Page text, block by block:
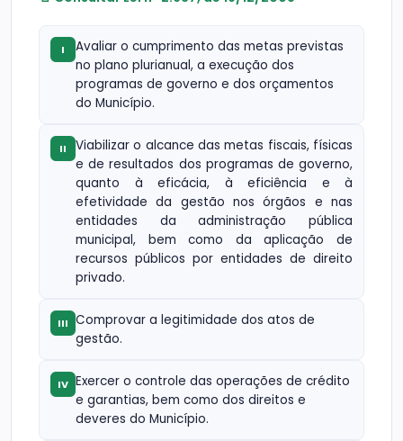
I
Avaliar o cumprimento das metas previstas
no plano plurianual, a execução dos
programas de governo e dos orçamentos
do Município.
II
Viabilizar o alcance das metas fiscais, físicas
e de resultados dos programas de governo,
quanto à eficácia, à eficiência e à
efetividade da gestão nos órgãos e nas
entidades da administração pública
municipal, bem como da aplicação de
recursos públicos por entidades de direito
privado.
III Comprovar a legitimidade dos atos de
gestão.
IV Exercer o controle das operações de crédito
e garantias, bem como dos direitos e
deveres do Município.